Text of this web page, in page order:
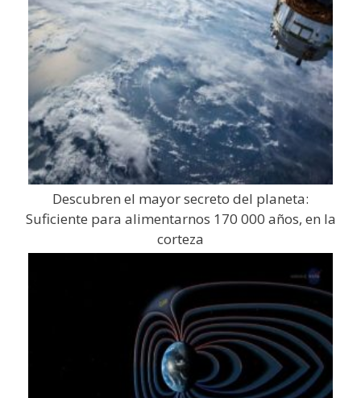
Descubren el mayor secreto del planeta:
Suficiente para alimentarnos 170 000 años, en la
corteza